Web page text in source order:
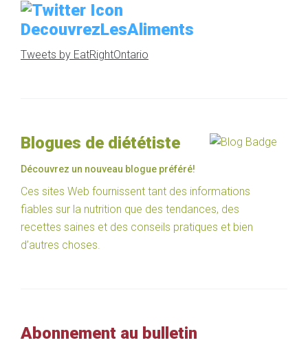
DecouvrezLesAliments
Tweets by EatRightOntario
Blogues de diététiste
Découvrez un nouveau blogue préféré!
Ces sites Web fournissent tant des informations
fiables sur la nutrition que des tendances, des
recettes saines et des conseils pratiques et bien
d’autres choses.
Abonnement au bulletin